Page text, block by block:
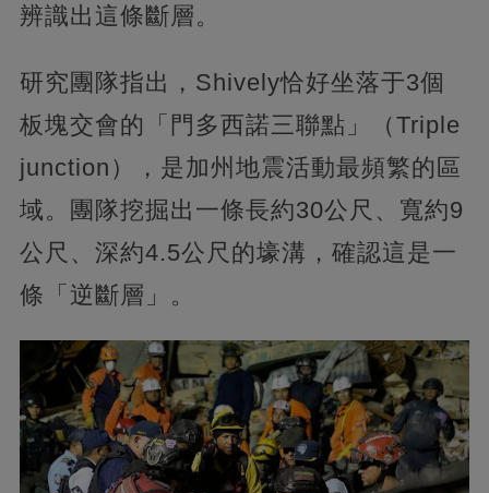
辨識出這條斷層。
研究團隊指出，Shively恰好坐落于3個
板塊交會的「門多西諾三聯點」（Triple
junction），是加州地震活動最頻繁的區
域。團隊挖掘出一條長約30公尺、寬約9
公尺、深約4.5公尺的壕溝，確認這是一
條「逆斷層」。